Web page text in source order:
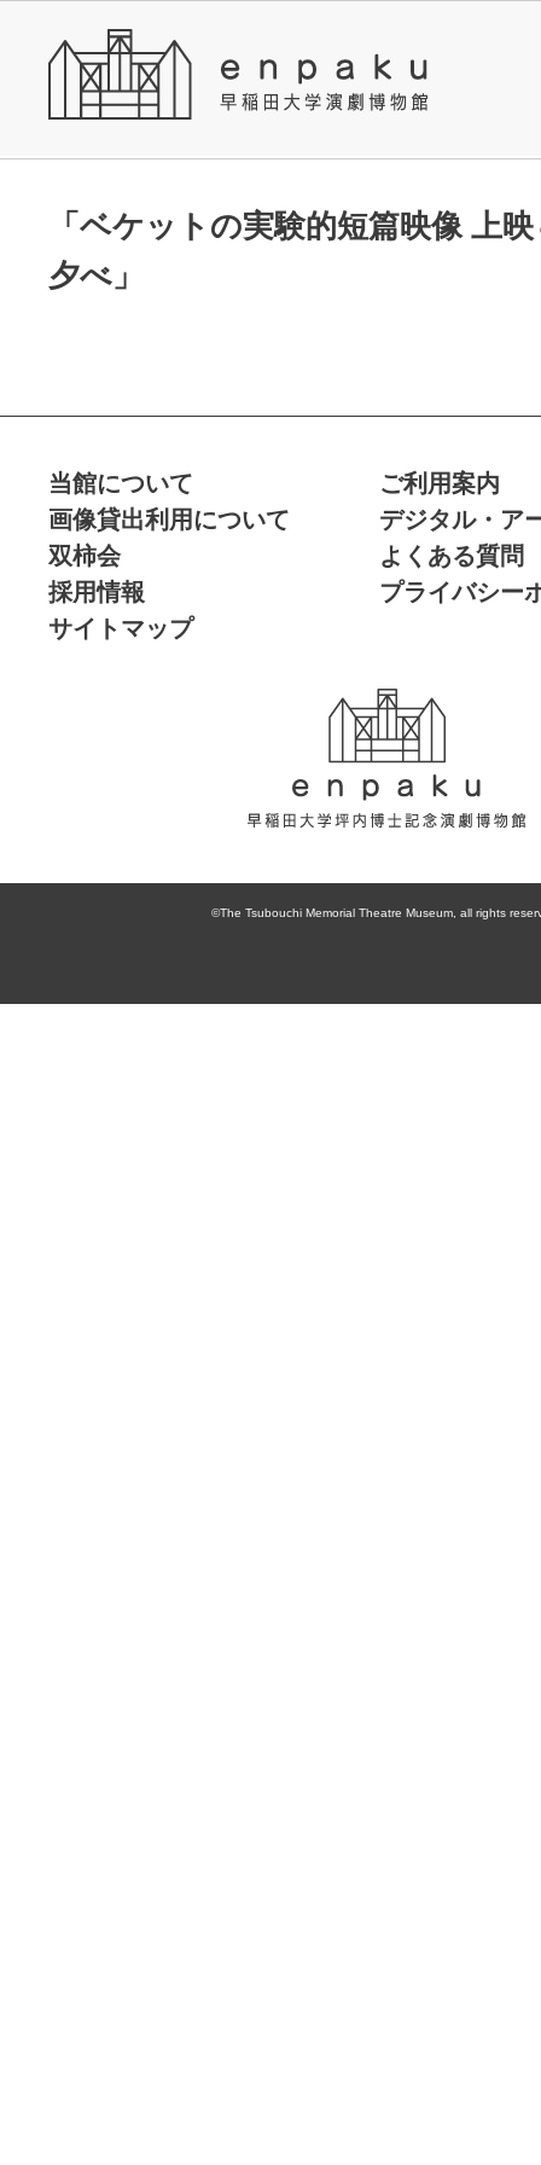
「ベケットの実験的短篇映像 上
夕べ」
当館について
ご利用案内
画像貸出利用について
デジタル・ア
双柿会
よくある質問
採用情報
プライバシー
サイトマップ
大学坪内博士記
念演劇博物館
©The Tsubouchi Memorial Theatre Museum, all rights